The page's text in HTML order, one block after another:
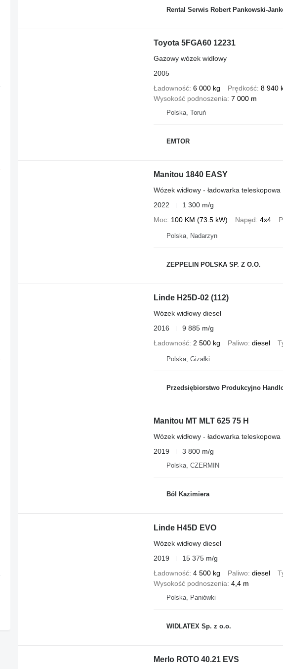
Rental Serwis Robert Pankowski-
Toyota 5FGA60 12231
Gazowy wózek widłowy
2005
Ładowność 6 000 kg Prędkość 8 940
Wysokość podnoszenia 7 000 m
Polska, Toruń
EMTOR
Manitou 1840 EASY
Wózek widłowy - ładowarka teleskopowa
2022
1 300 m/g
Moc 100 KM (73.5 kW) Napęd 4x4
Polska, Nadarzyn
ZEPPELIN POLSKA SP. Z O.O.
Linde H25D-02 (112)
Wózek widłowy diesel
2016
9 885 m/g
Ładowność 2 500 kg Paliwo diesel
Polska, Gizałki
Przedsiębiorstwo Produkcyjno
Manitou MT MLT 625 75 H
Wózek widłowy - ładowarka teleskopowa
2019
3 800 m/g
Polska, CZERMIN
Ból Kazimiera
Linde H45D EVO
Wózek widłowy diesel
2019
15 375 m/g
Ładowność 4 500 kg Paliwo diesel
Wysokość podnoszenia 4,4 m
Polska, Paniówki
WIDLATEX Sp. z o.o.
Merlo ROTO 40.21 EVS